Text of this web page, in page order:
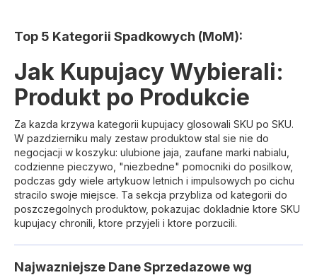
Top 5 Kategorii Spadkowych (MoM):
Jak Kupujacy Wybierali:
Produkt po Produkcie
Za kazda krzywa kategorii kupujacy glosowali SKU po SKU.
W pazdzierniku maly zestaw produktow stal sie nie do
negocjacji w koszyku: ulubione jaja, zaufane marki nabialu,
codzienne pieczywo, "niezbedne" pomocniki do posilkow,
podczas gdy wiele artykuow letnich i impulsowych po cichu
stracilo swoje miejsce. Ta sekcja przybliza od kategorii do
poszczegolnych produktow, pokazujac dokladnie ktore SKU
kupujacy chronili, ktore przyjeli i ktore porzucili.
Najwazniejsze Dane Sprzedazowe wg